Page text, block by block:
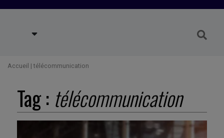
Accueil | télécommunication
Tag : télécommunication